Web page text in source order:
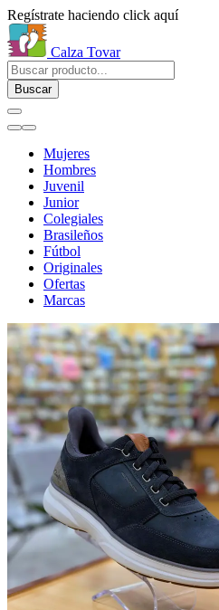
Regístrate haciendo click aquí
Calza Tovar
Buscar
Mujeres
Hombres
Juvenil
Junior
Colegiales
Brasileños
Fútbol
Originales
Ofertas
Marcas